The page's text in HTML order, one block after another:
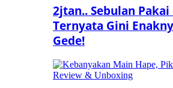
2jtan.. Sebulan
Ternyata Gini
Gede!
Review & Unboxing